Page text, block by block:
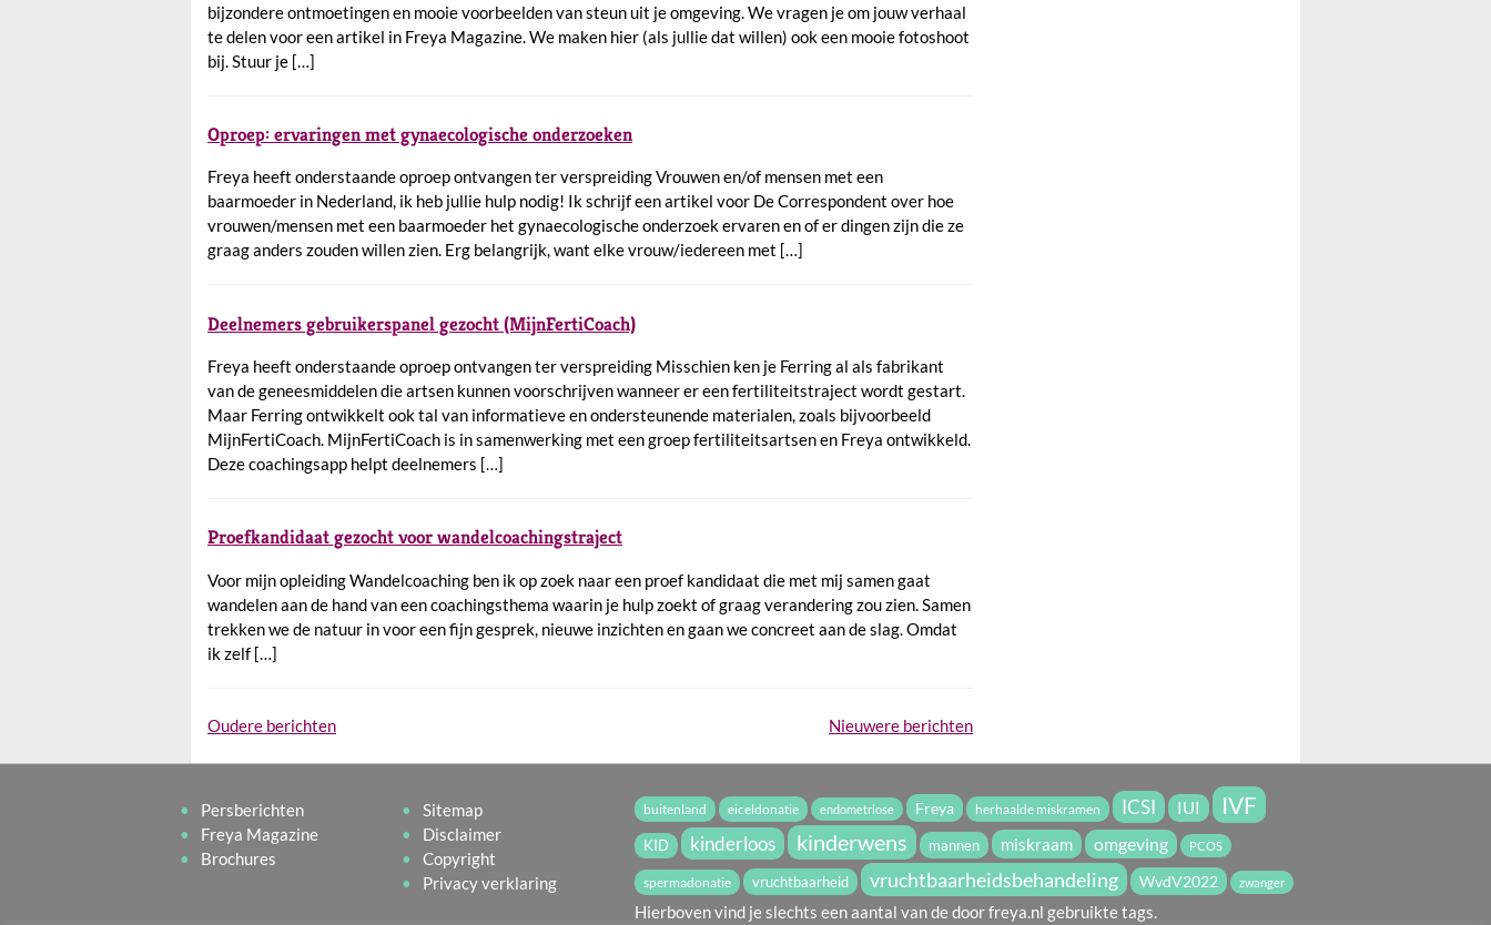
bijzondere ontmoetingen en mooie voorbeelden van steun uit je omgeving. We vragen je om jouw verhaal
te delen voor een artikel in Freya Magazine. We maken hier (als jullie dat willen) ook een mooie fotoshoot
bij. Stuur je […]
Oproep: ervaringen met gynaecologische onderzoeken
Freya heeft onderstaande oproep ontvangen ter verspreiding Vrouwen en/of mensen met een
baarmoeder in Nederland, ik heb jullie hulp nodig! Ik schrijf een artikel voor De Correspondent over hoe
vrouwen/mensen met een baarmoeder het gynaecologische onderzoek ervaren en of er dingen zijn die ze
graag anders zouden willen zien. Erg belangrijk, want elke vrouw/iedereen met […]
Deelnemers gebruikerspanel gezocht (MijnFertiCoach)
Freya heeft onderstaande oproep ontvangen ter verspreiding Misschien ken je Ferring al als fabrikant
van de geneesmiddelen die artsen kunnen voorschrijven wanneer er een fertiliteitstraject wordt gestart.
Maar Ferring ontwikkelt ook tal van informatieve en ondersteunende materialen, zoals bijvoorbeeld
MijnFertiCoach. MijnFertiCoach is in samenwerking met een groep fertiliteitsartsen en Freya ontwikkeld.
Deze coachingsapp helpt deelnemers […]
Proefkandidaat gezocht voor wandelcoachingstraject
Voor mijn opleiding Wandelcoaching ben ik op zoek naar een proef kandidaat die met mij samen gaat
wandelen aan de hand van een coachingsthema waarin je hulp zoekt of graag verandering zou zien. Samen
trekken we de natuur in voor een fijn gesprek, nieuwe inzichten en gaan we concreet aan de slag. Omdat
ik zelf […]
Berichtennavigatie
Oudere berichten Nieuwere berichten
Persberichten
Freya Magazine
Brochures
Sitemap
Disclaimer
Copyright
Privacy verklaring
buitenland eiceldonatie endometriose Freya herhaalde miskramen ICSI IUI IVF
KID kinderloos kinderwens mannen miskraam omgeving PCOS
spermadonatie vruchtbaarheid vruchtbaarheidsbehandeling WvdV2022 zwanger
Hierboven vind je slechts een aantal van de door freya.nl gebruikte tags.